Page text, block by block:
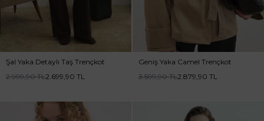
Şal Yaka Detaylı Taş Trençkot
2.999,90TL2.699,90 TL
Geniş Yaka Camel Trençkot
3.599,90TL2.879,90 TL